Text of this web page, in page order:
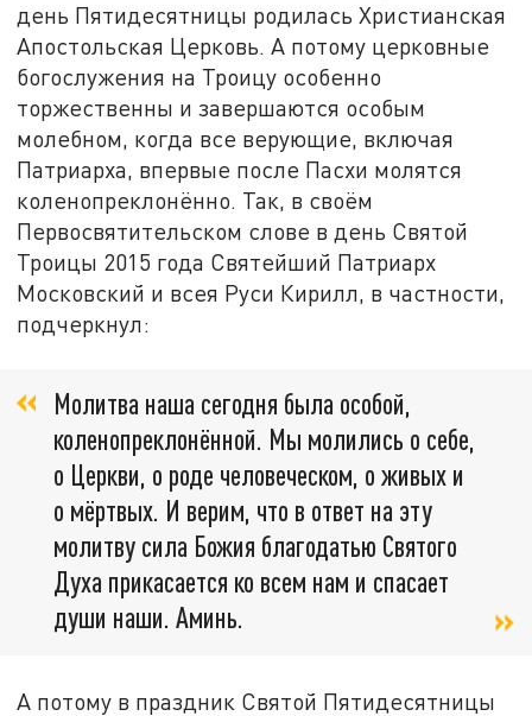
день Пятидесятницы родилась Христианская
Апостольская Церковь. А потому церковные
богослужения на Троицу особенно
торжественны и завершаются особым
молебном, когда все верующие, включая
Патриарха, впервые после Пасхи молятся
коленопреклонённо. Так, в своём
Первосвятительском слове в день Святой
Троицы 2015 года Святейший Патриарх
Московский и всея Руси Кирилл, в частности,
подчеркнул:
Молитва наша сегодня была особой,
коленопреклонённой. Мы молились о себе,
о Церкви, о роде человеческом, о живых и
о мёртвых. И верим, что в ответ на эту
молитву сила Божия благодатью Святого
Духа прикасается ко всем нам и спасает
души наши. Аминь.
А потому в праздник Святой Пятидесятницы